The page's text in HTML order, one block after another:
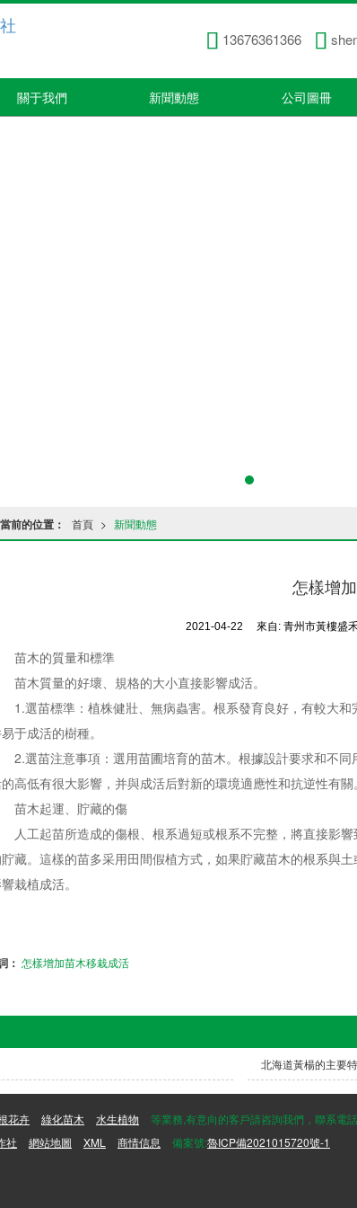
13676361366
關于我們 新聞動態 公司圖冊
前的位置： 首頁 > 新聞動態
怎樣增
2021-04-22 來自: 青州市黃樓盛
木的質量和標準
木質量的好壞、規格的大小直接影響成活。
選苗標準：植株健壯、無病蟲害。根系發育良好，有較大和
于成活的樹種。
選苗注意事項：選用苗圃培育的苗木。根據設計要求和不同
高低有很大影響，并與成活后對新的環境適應性和抗逆性有關。
木起運、貯藏的傷
工起苗所造成的傷根、根系過短或根系不完整，將直接影響
藏。這樣的苗多采用田間假植方式，如果貯藏苗木的根系與
栽植成活。
： 怎樣增加苗木移栽成活
北海道黃楊的主要
花卉 綠化苗木 水生植物 等業務,有意向的客戶請咨詢我們，聯系電話
社 網站地圖 XML 商情信息 備案號:魯ICP備2021015720號-1